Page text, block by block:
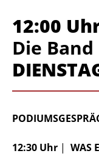
12:00
Die Band
12:30 Uhr | WAS